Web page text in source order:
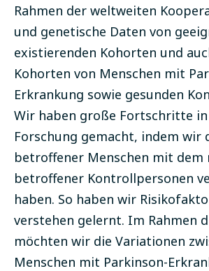
Rahmen der weltweiten
und genetische Daten von
existierenden Kohorten und
Kohorten von Menschen mit
Erkrankung sowie gesunden
Wir haben große Fortschritte
Forschung gemacht, indem wir
betroffener Menschen mit dem
betroffener Kontrollpersonen
haben. So haben wir
verstehen gelernt. Im Rahmen
möchten wir die Variationen
Menschen mit Parkinson-